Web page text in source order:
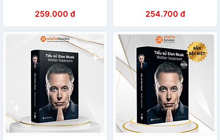
259.000 đ 254.700 đ